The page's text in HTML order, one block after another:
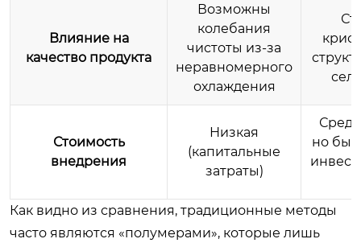
Влияние на
качество продукта
Возможны
колебания
чистоты из-за
неравномерного
охлаждения
Стоимость
внедрения
Низкая
(капитальные
затраты)
но
Как видно из сравнения, традиционные методы
часто являются «полумерами», которые лишь